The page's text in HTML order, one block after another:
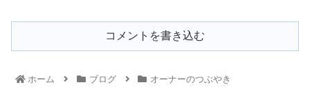
コメントを書き込む
ホーム ブログ オーナーのつぶやき